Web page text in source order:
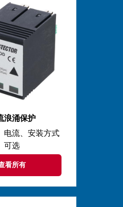
浪涌保护
电流、安装方式
可选
看所有